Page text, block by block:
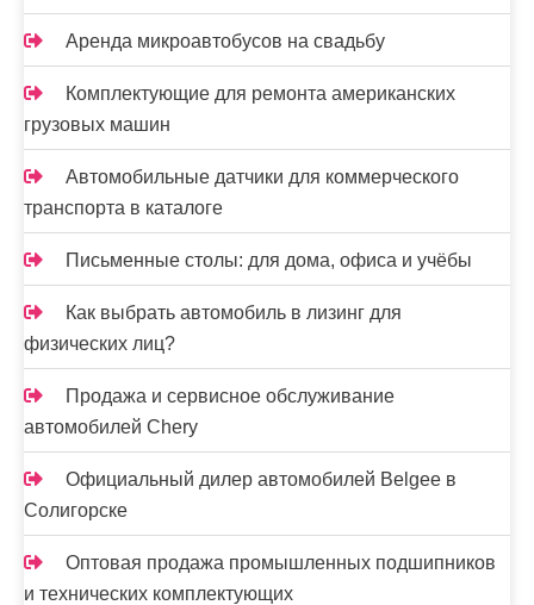
Аренда микроавтобусов на свадьбу
Комплектующие для ремонта американских
грузовых машин
Автомобильные датчики для коммерческого
транспорта в каталоге
Письменные столы: для дома, офиса и учёбы
Как выбрать автомобиль в лизинг для
физических лиц?
Продажа и сервисное обслуживание
автомобилей Chery
Официальный дилер автомобилей Belgee в
Солигорске
Оптовая продажа промышленных подшипников
и технических комплектующих